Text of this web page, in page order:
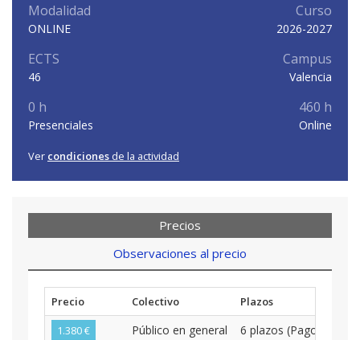
Modalidad
ONLINE
Curso
2026-2027
ECTS
46
Campus
Valencia
0 h
Presenciales
460 h
Online
Ver condiciones de la actividad
Precios
Observaciones al precio
Precio Colectivo
Plazos
1.380 €
Público en general 6 plazos (Pago